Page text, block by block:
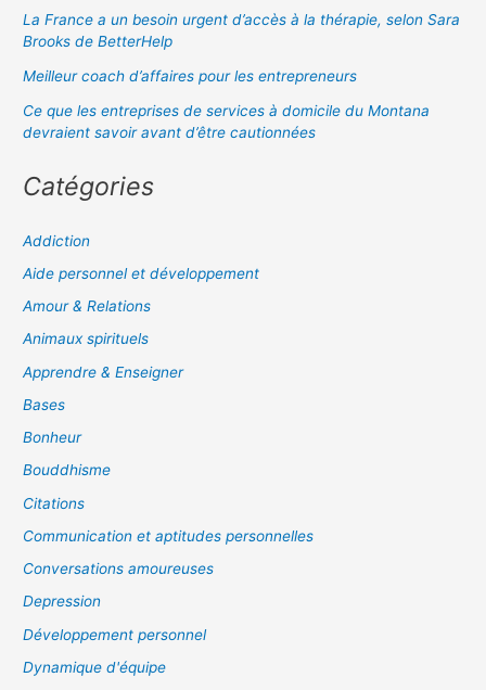
La France a un besoin urgent d’accès à la thérapie, selon Sara
Brooks de BetterHelp
Meilleur coach d’affaires pour les entrepreneurs
Ce que les entreprises de services à domicile du Montana
devraient savoir avant d’être cautionnées
Catégories
Addiction
Aide personnel et développement
Amour & Relations
Animaux spirituels
Apprendre & Enseigner
Bases
Bonheur
Bouddhisme
Citations
Communication et aptitudes personnelles
Conversations amoureuses
Depression
Développement personnel
Dynamique d'équipe